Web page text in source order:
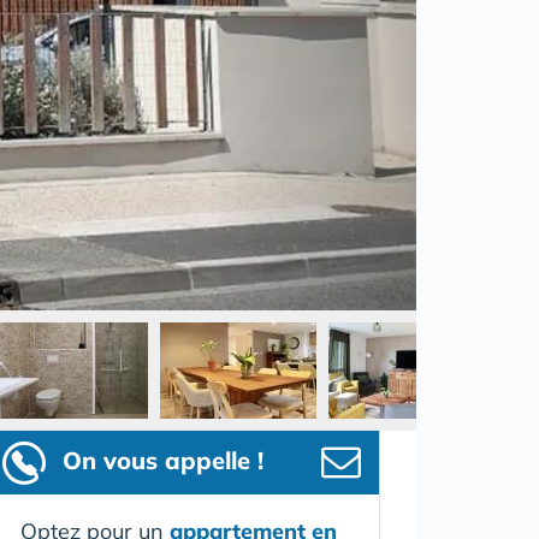
On vous appelle !
Optez pour un appartement en